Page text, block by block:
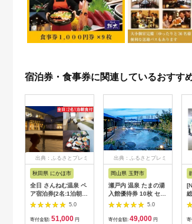
宿泊券・食事券に関連しているおすす
出典：ふるさとプレミ
秋田県 にかほ市
全日 さんねむ温泉 ペ
ア宿泊券[2名:1泊朝食
付・スタンダードツイ
ン] 旅行券 チケット
5.0
寄付金額: 51,000 円
出典：ふるさとプレミ
岡山県 玉野市
瀬戸内 温泉 たまの湯
入館優待券 10枚 セッ
ト 利用券 チケット
5.0
寄付金額: 49,000 円 寄